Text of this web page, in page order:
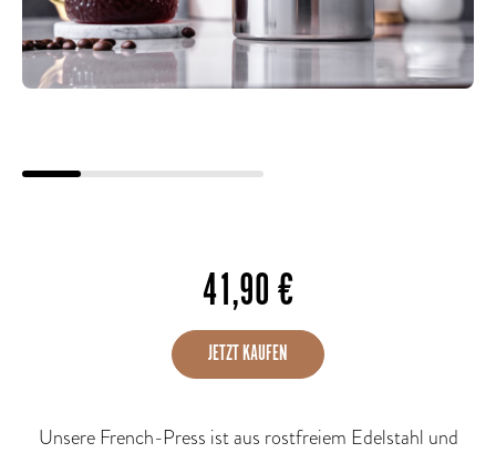
41,90€
JETZT KAUFEN
Unsere French-Press ist aus rostfreiem Edelstahl und